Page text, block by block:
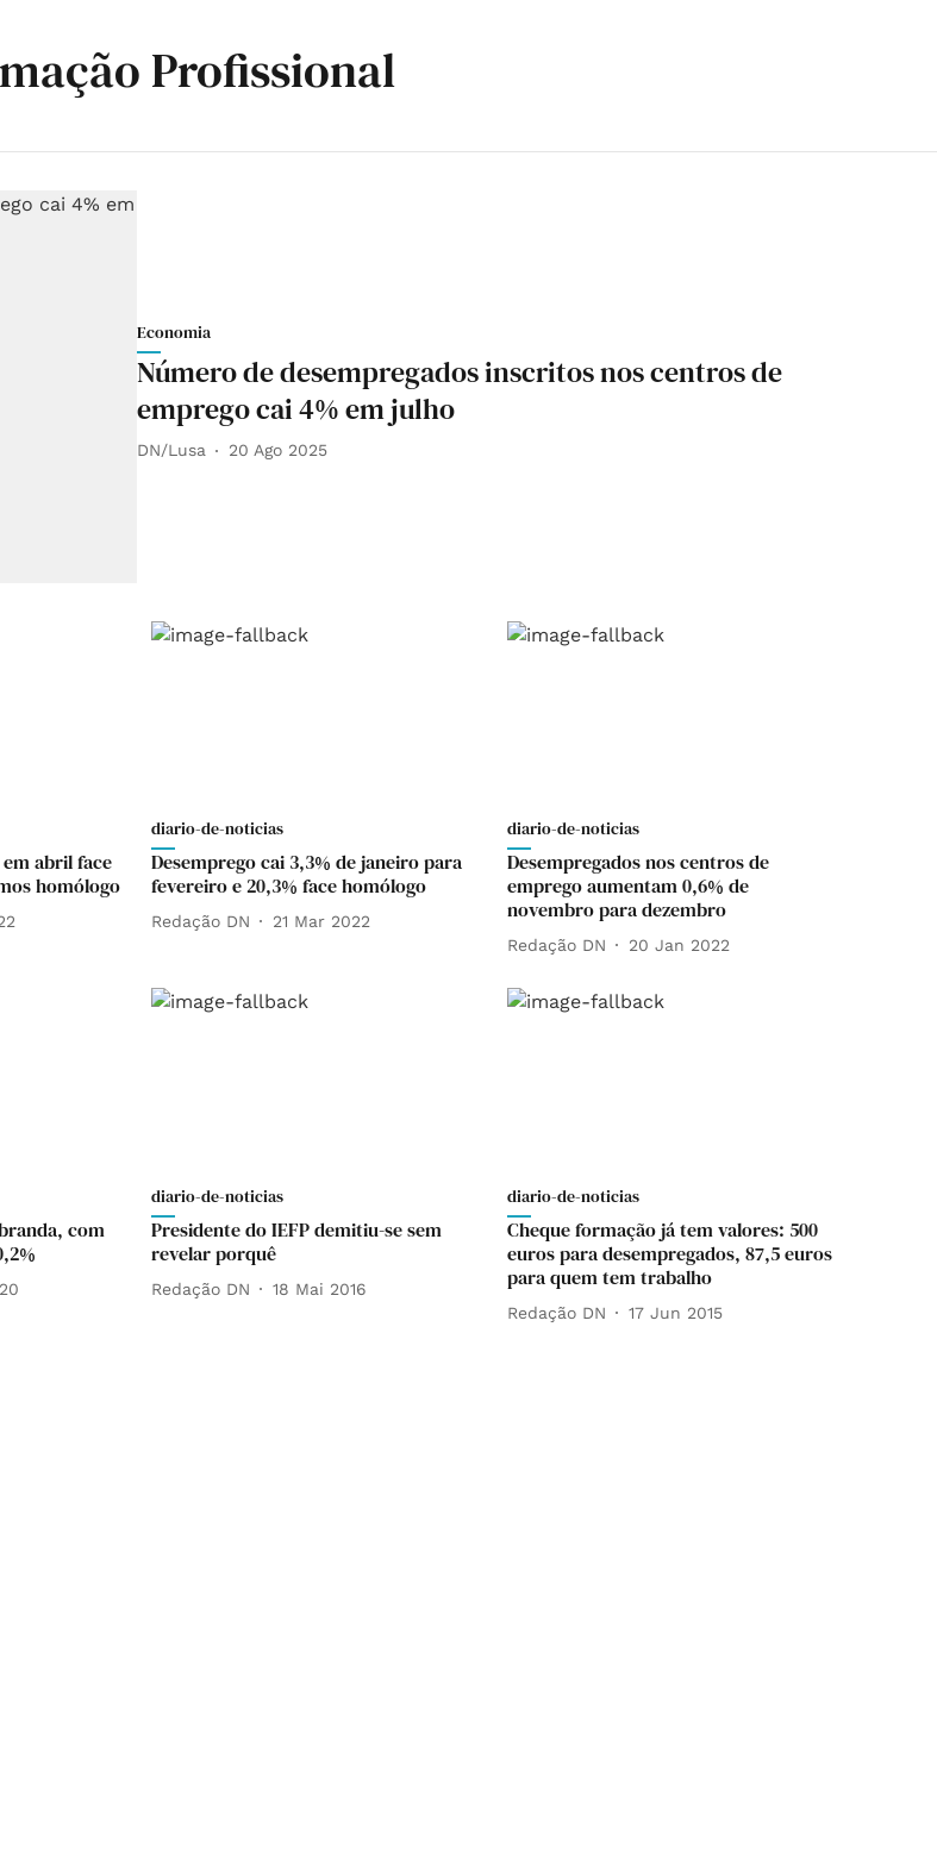
Profissional
Economia
Número de desempregados inscritos nos centros de
emprego cai 4% em julho
DN/Lusa 20 Ago 2025
abril face
homólogo
diario-de-noticias
Desemprego cai 3,3% de janeiro para
fevereiro e 20,3% face homólogo
Redação DN 21 Mar 2022
diario-de-noticias
Desempregados nos centros de
emprego aumentam 0,6% de
novembro para dezembro
Redação DN 20 Jan 2022
com
diario-de-noticias
Presidente do IEFP demitiu-se sem
revelar porquê
Redação DN 18 Mai 2016
diario-de-noticias
Cheque formação já tem valores: 500
euros para desempregados, 87,5 euros
para quem tem trabalho
Redação DN 17 Jun 2015